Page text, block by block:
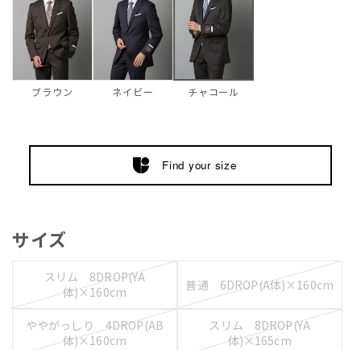
ブラウン ネイビー チャコール
Find your size
サイズ
スリム 8DROP(YA
体)×160cm
普通 6DROP(A体)×160cm
ややがっしり 4DROP(AB
体)×160cm
スリム 8DROP(YA
体)×165cm